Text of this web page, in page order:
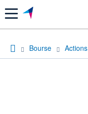
Menu
Bourse Actions